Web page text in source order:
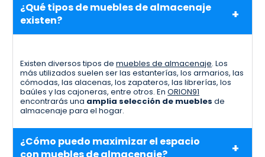
¿Qué tipos de muebles de almacenaje
existen?
Existen diversos tipos demuebles de almacenaje. Los
más utilizados suelen ser las estanterías, los armarios, las
cómodas, las alacenas, los zapateros, las librerías, los
baúles y las cajoneras, entre otros. EnORION91
encontrarás una amplia selección de muebles de
almacenaje para el hogar.
¿Cómo puedo maximizar el espacio